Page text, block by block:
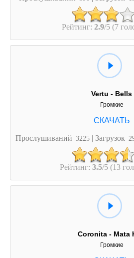
Рейтинг: 2.9/5 (7
Vertu - Bells
Громкие
Прослушиваний 3225 | Загрузок
Рейтинг: 3.5/5 (13
Coronita - Mata
Громкие